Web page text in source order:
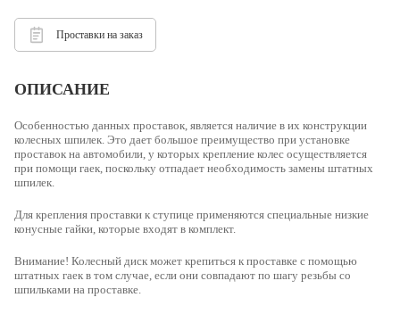
Проставки на заказ
ОПИСАНИЕ
Особенностью данных проставок, является наличие в их конструкции
колесных шпилек. Это дает большое преимущество при установке
проставок на автомобили, у которых крепление колес осуществляется
при помощи гаек, поскольку отпадает необходимость замены штатных
шпилек.
Для крепления проставки к ступице применяются специальные низкие
конусные гайки, которые входят в комплект.
Внимание! Колесный диск может крепиться к проставке с помощью
штатных гаек в том случае, если они совпадают по шагу резьбы со
шпильками на проставке.